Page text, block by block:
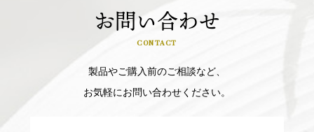
お問い合わせ
CONTACT
製品やご購入前のご相談など、
お気軽にお問い合わせください。